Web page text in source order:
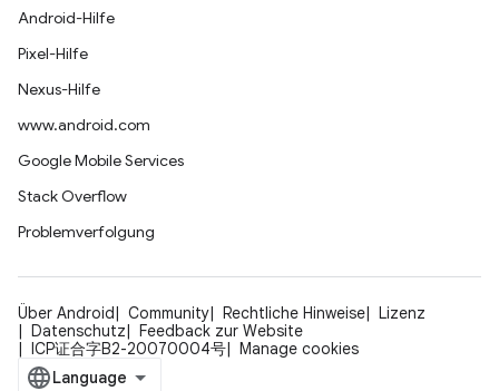
Android-Hilfe
Pixel-Hilfe
Nexus-Hilfe
www.android.com
Google Mobile Services
Stack Overflow
Problemverfolgung
Über Android Community Rechtliche Hinweise
Lizenz
Datenschutz
Feedback zur Website
ICP证合字B2-20070004号
Manage cookies